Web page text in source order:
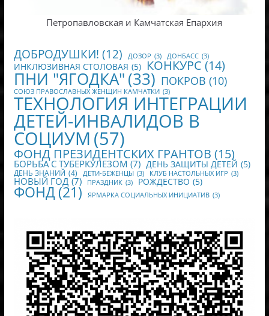
Петропавловская и Камчатская Епархия
ДОБРОДУШКИ! (12) ДОЗОР (3) ДОНБАСС (3)
ИНКЛЮЗИВНАЯ СТОЛОВАЯ (5) КОНКУРС (14)
ПНИ "ЯГОДКА" (33) ПОКРОВ (10)
СОЮЗ ПРАВОСЛАВНЫХ ЖЕНЩИН КАМЧАТКИ (3)
ТЕХНОЛОГИЯ ИНТЕГРАЦИИ
ДЕТЕЙ-ИНВАЛИДОВ В
СОЦИУМ (57)
ФОНД ПРЕЗИДЕНТСКИХ ГРАНТОВ (15)
БОРЬБА С ТУБЕРКУЛЕЗОМ (7) ДЕНЬ ЗАЩИТЫ ДЕТЕЙ (5)
ДЕНЬ ЗНАНИЙ (4) ДЕТИ-БЕЖЕНЦЫ (3) КЛУБ НАСТОЛЬНЫХ ИГР (3)
НОВЫЙ ГОД (7) ПРАЗДНИК (3) РОЖДЕСТВО (5)
ФОНД (21) ЯРМАРКА СОЦИАЛЬНЫХ ИНИЦИАТИВ (3)